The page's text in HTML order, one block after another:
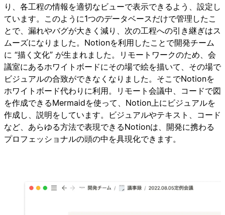
り、各工程の情報を適切なビューで表示できるよう、設定し
ています。このように1つのデータベースだけで管理したこ
とで、漏れやバグが大きく減り、次の工程への引き継ぎはス
ムーズになりました。Notionを利用したことで開発チーム
に “描く文化” が生まれました。リモートワークのため、会
議室にあるホワイトボードにその場で絵を描いて、その場で
ビジュアルの合致ができなくなりました。そこでNotionを
ホワイトボード代わりに利用。リモート会議中、コードで図
を作成できるMermaidを使って、Notion上にビジュアルを
作成し、説明をしています。ビジュアルやテキスト、コード
など、あらゆる方法で表現できるNotionは、開発に携わる
プロフェッショナルの頭の中を具現化できます。